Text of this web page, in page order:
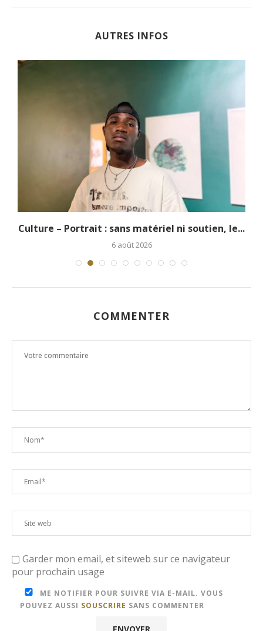
AUTRES INFOS
Culture – Portrait : sans matériel ni soutien, le...
6 août 2026
COMMENTER
Garder mon email, et siteweb sur ce navigateur
pour prochain usage
ME NOTIFIER POUR SUIVRE VIA E-MAIL. VOUS
POUVEZ AUSSI SOUSCRIRE SANS COMMENTER